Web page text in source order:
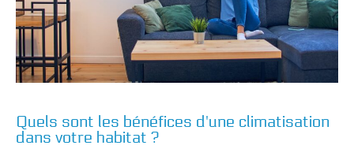
Quels sont les bénéfices d'une climatisation
dans votre habitat ?